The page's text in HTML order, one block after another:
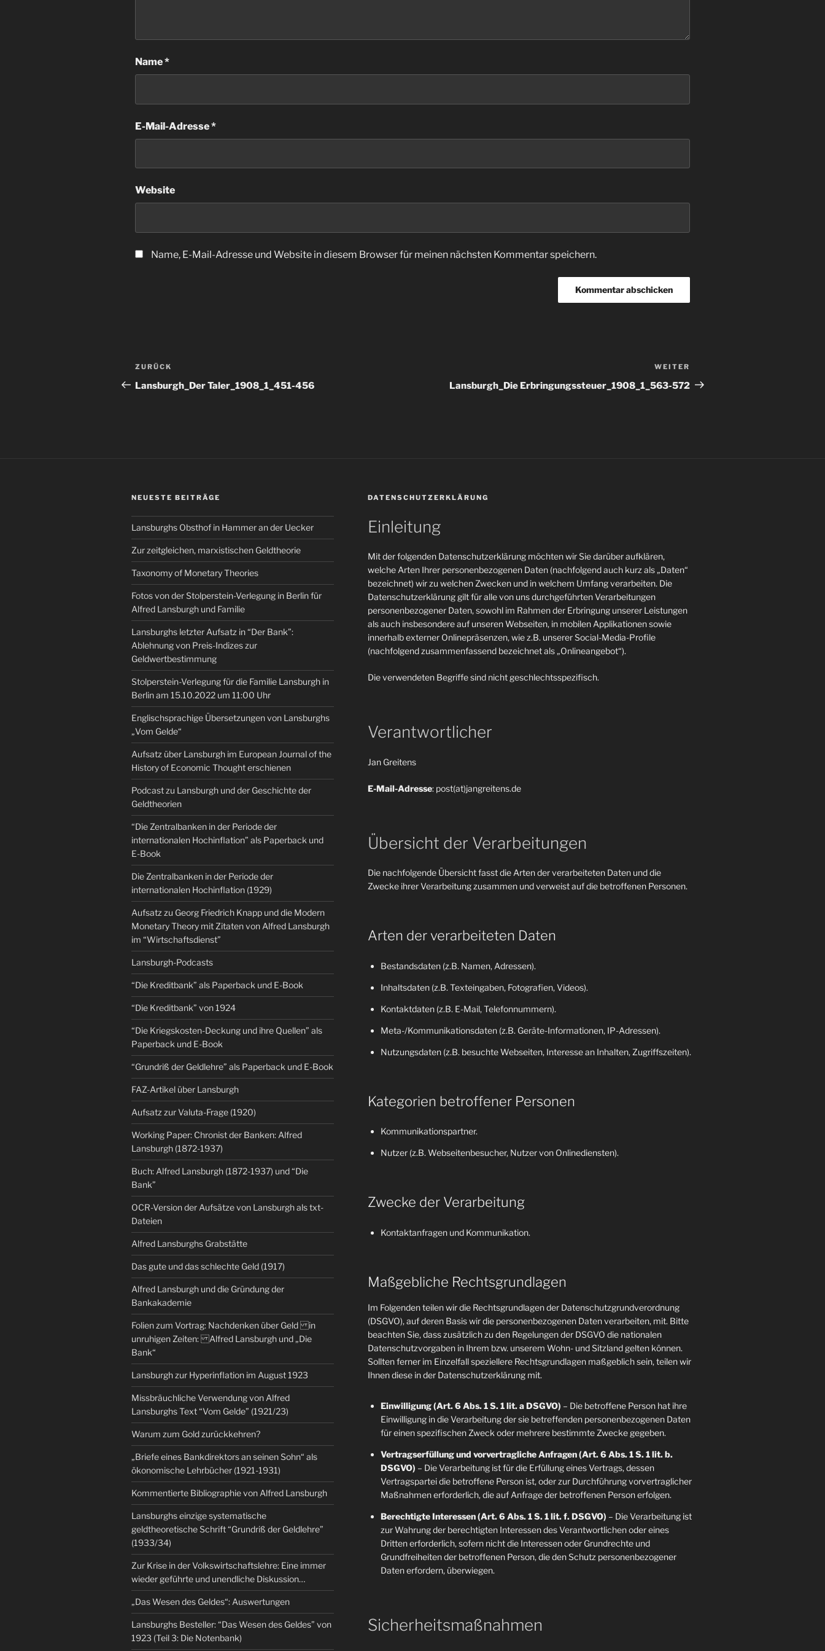
Name*
E-Mail-Adresse*
Website
Name, E-Mail-Adresse und Website in diesem Browser für meinen nächsten Kommentar speichern.
Beitragsnavigation
Vorheriger
Beitrag
ZURÜCK
Lansburgh_Der Taler_1908_1_451-456
Beitrag
WEITER
Lansburgh_Die Erbringungssteuer_1908_1_563-572
NEUESTE BEITRÄGE
Lansburghs Obsthof in Hammer an der Uecker
Zur zeitgleichen, marxistischen Geldtheorie
Taxonomy of Monetary Theories
Fotos von der Stolperstein-Verlegung in Berlin für
Alfred Lansburgh und Familie
Lansburghs letzter Aufsatz in “Der Bank”:
Ablehnung von Preis-Indizes zur
Geldwertbestimmung
Stolperstein-Verlegung für die Familie Lansburgh in
Berlin am 15.10.2022 um 11:00 Uhr
Englischsprachige Übersetzungen von Lansburghs
„Vom Gelde“
Aufsatz über Lansburgh im European Journal of the
History of Economic Thought erschienen
Podcast zu Lansburgh und der Geschichte der
Geldtheorien
“Die Zentralbanken in der Periode der
internationalen Hochinflation” als Paperback und
E-Book
Die Zentralbanken in der Periode der
internationalen Hochinflation (1929)
Aufsatz zu Georg Friedrich Knapp und die Modern
Monetary Theory mit Zitaten von Alfred Lansburgh
im “Wirtschaftsdienst”
Lansburgh-Podcasts
“Die Kreditbank” als Paperback und E-Book
“Die Kreditbank” von 1924
“Die Kriegskosten-Deckung und ihre Quellen” als
Paperback und E-Book
“Grundriß der Geldlehre” als Paperback und E-Book
FAZ-Artikel über Lansburgh
Aufsatz zur Valuta-Frage (1920)
Working Paper: Chronist der Banken: Alfred
Lansburgh (1872-1937)
Buch: Alfred Lansburgh (1872-1937) und “Die
Bank”
OCR-Version der Aufsätze von Lansburgh als txt-
Dateien
Alfred Lansburghs Grabstätte
Das gute und das schlechte Geld (1917)
Alfred Lansburgh und die Gründung der
Bankakademie
Folien zum Vortrag: Nachdenken über Geld in
unruhigen Zeiten: Alfred Lansburgh und „Die
Bank“
Lansburgh zur Hyperinflation im August 1923
Missbräuchliche Verwendung von Alfred
Lansburghs Text “Vom Gelde” (1921/23)
Warum zum Gold zurückkehren?
„Briefe eines Bankdirektors an seinen Sohn“ als
ökonomische Lehrbücher (1921-1931)
Kommentierte Bibliographie von Alfred Lansburgh
Lansburghs einzige systematische
geldtheoretische Schrift “Grundriß der Geldlehre”
(1933/34)
Zur Krise in der Volkswirtschaftslehre: Eine immer
wieder geführte und unendliche Diskussion…
„Das Wesen des Geldes“: Auswertungen
Lansburghs Besteller: “Das Wesen des Geldes” von
1923 (Teil 3: Die Notenbank)
DATENSCHUTZERKLÄRUNG
Einleitung
Mit der folgenden Datenschutzerklärung möchten wir Sie darüber aufklären,
welche Arten Ihrer personenbezogenen Daten (nachfolgend auch kurz als „Daten“
bezeichnet) wir zu welchen Zwecken und in welchem Umfang verarbeiten. Die
Datenschutzerklärung gilt für alle von uns durchgeführten Verarbeitungen
personenbezogener Daten, sowohl im Rahmen der Erbringung unserer Leistungen
als auch insbesondere auf unseren Webseiten, in mobilen Applikationen sowie
innerhalb externer Onlinepräsenzen, wie z.B. unserer Social-Media-Profile
(nachfolgend zusammenfassend bezeichnet als „Onlineangebot“).
Die verwendeten Begriffe sind nicht geschlechtsspezifisch.
Verantwortlicher
Jan Greitens
E-Mail-Adresse: post(at)jangreitens.de
Übersicht der Verarbeitungen
Die nachfolgende Übersicht fasst die Arten der verarbeiteten Daten und die
Zwecke ihrer Verarbeitung zusammen und verweist auf die betroffenen Personen.
Arten der verarbeiteten Daten
Bestandsdaten (z.B. Namen, Adressen).
Inhaltsdaten (z.B. Texteingaben, Fotografien, Videos).
Kontaktdaten (z.B. E-Mail, Telefonnummern).
Meta-/Kommunikationsdaten (z.B. Geräte-Informationen, IP-Adressen).
Nutzungsdaten (z.B. besuchte Webseiten, Interesse an Inhalten, Zugriffszeiten).
Kategorien betroffener Personen
Kommunikationspartner.
Nutzer (z.B. Webseitenbesucher, Nutzer von Onlinediensten).
Zwecke der Verarbeitung
Kontaktanfragen und Kommunikation.
Maßgebliche Rechtsgrundlagen
Im Folgenden teilen wir die Rechtsgrundlagen der Datenschutzgrundverordnung
(DSGVO), auf deren Basis wir die personenbezogenen Daten verarbeiten, mit. Bitte
beachten Sie, dass zusätzlich zu den Regelungen der DSGVO die nationalen
Datenschutzvorgaben in Ihrem bzw. unserem Wohn- und Sitzland gelten können.
Sollten ferner im Einzelfall speziellere Rechtsgrundlagen maßgeblich sein, teilen wir
Ihnen diese in der Datenschutzerklärung mit.
Einwilligung (Art. 6 Abs. 1 S. 1 lit. a DSGVO) – Die betroffene Person hat ihre
Einwilligung in die Verarbeitung der sie betreffenden personenbezogenen Daten
für einen spezifischen Zweck oder mehrere bestimmte Zwecke gegeben.
Vertragserfüllung und vorvertragliche Anfragen (Art. 6 Abs. 1 S. 1 lit. b.
DSGVO) – Die Verarbeitung ist für die Erfüllung eines Vertrags, dessen
Vertragspartei die betroffene Person ist, oder zur Durchführung vorvertraglicher
Maßnahmen erforderlich, die auf Anfrage der betroffenen Person erfolgen.
Berechtigte Interessen (Art. 6 Abs. 1 S. 1 lit. f. DSGVO) – Die Verarbeitung ist
zur Wahrung der berechtigten Interessen des Verantwortlichen oder eines
Dritten erforderlich, sofern nicht die Interessen oder Grundrechte und
Grundfreiheiten der betroffenen Person, die den Schutz personenbezogener
Daten erfordern, überwiegen.
Sicherheitsmaßnahmen